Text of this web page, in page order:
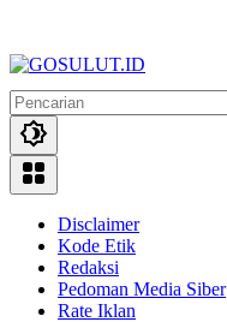
Disclaimer
Kode Etik
Redaksi
Pedoman Media Siber
Rate Iklan